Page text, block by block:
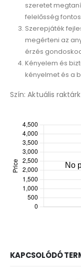
szeretet
felelősség
Szerepjáték
megérteni az
érzés
Kényelem és
kényelmet és a
Szín: Aktuális
KAPCSOLÓDÓ